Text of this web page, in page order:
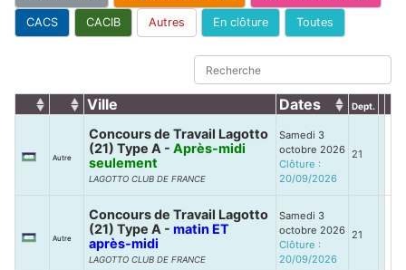
CACS CACIB Autres En clôture Toutes
Ville Dates Dept.
Autre
Concours de Travail Lagotto
(21) Type A - Après-midi
seulement
LAGOTTO CLUB DE FRANCE
Samedi 3
octobre 2026
Clôture :
20/09/2026
21
Autre
Concours de Travail Lagotto
(21) Type A - matin ET
après-midi
LAGOTTO CLUB DE FRANCE
Samedi 3
octobre 2026
Clôture :
20/09/2026
21